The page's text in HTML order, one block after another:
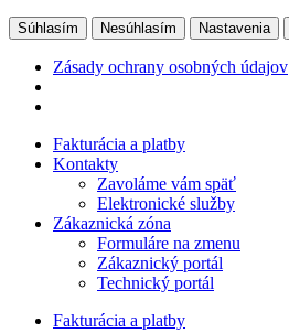
Súhlasím Nesúhlasím Nastavenia
Zásady ochrany osobných údajov
PreskočiťFakturácia a platby
Kontakty
Zavoláme vám späť
Elektronické služby
Zákaznická zóna
Formuláre na zmenu
Zákaznický portál
Technický portál
Fakturácia a platby